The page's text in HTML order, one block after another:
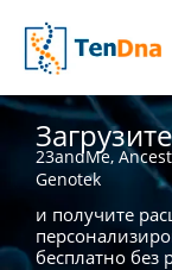
23andMe,
Genotek
и получите
бесплатно без